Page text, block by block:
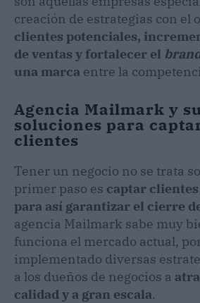
creación de estrategias con el
clientes potenciales,
de ventas y fortalecer el
una marca entre la
Agencia Mailmark y
soluciones para
clientes
Tener un negocio no se trata
primer paso es captar
para así garantizar el cierre
agencia Mailmark sabe muy
funciona el mercado actual,
implementado diversas
a los dueños de negocios a
calidad y a gran escala.